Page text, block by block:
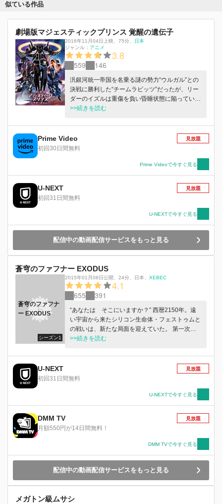
似ている作品
劇場版マジェスティックプリンス 覚醒の遺伝子
2016年11月04日上映、 75分、 日本
ジャンル： アニメ
3.8
559 146
汎銀河統一帝国を名乗る謎の勢力“ウルガル”との
決戦に勝利した“チームラビッツ”だったが、リー
ダーのイズルは重傷を負い昏睡状態に陥ってい
た。そんな中、ウルガルの皇族の遺伝子を持つデ
侵攻を開始する。
>>続きを読む
Prime Video
初回30日間無料
見放題
Prime Videoで今すぐ見る
U-NEXT
初回31日間無料
見放題
U-NEXTで今すぐ見る
配信中の動画配信サービスをもっと見る
蒼穹のファフナー EXODUS
シーズン1
蒼穹のファフナ
ー EXODUS
2015年01月08日公開、 24分、 日本、 XEBEC
4.1
655 391
“あなたは そこにいますか？” 西暦2150年。遠
い宇宙から来たシリコン生命体・フェストゥムと
の戦いは、新たな局面を迎えていた。 第一次蒼
穹作戦で砕かれた北極ミールは、その欠片を世界
ールとして、個別の活動を始めた。大半のミール
は人類への憎しみを抱き、戦いを挑んできたが、
一部のフェストゥムは人類との共生を選択した。
彼らは人間であり、フェストゥムでもあった。そ
の存在が戦局を混乱させ、より多くの憎しみを生
んだ。戦いはもう、人類対フェストゥムという単
純な構図では語れなくなっていた。 そんなな
か、竜宮島だけは戦いの表舞台から姿を消し、沈
黙を守っていた。2年前の来須 操との邂逅で、島
はミールと対話する手段を手に入れた。それは島
に、可能性をもたらした。アルヴィスの子たち
は、戦いの準備を整えながら、敵を理解する術を
模索していた。 そして、今また、島に更なる進
言語を解する少女と、フェストゥムに守られた少
>>続きを読む
U-NEXT
初回31日間無料
見放題
U-NEXTで今すぐ見る
DMM TV
月額550円が14日間無料！
見放題
DMM TVで今すぐ見る
配信中の動画配信サービスをもっと見る
メガトン級ムサシ